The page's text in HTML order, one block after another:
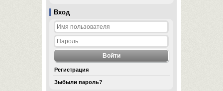
Вход
Регистрация
Зыбыли пароль?